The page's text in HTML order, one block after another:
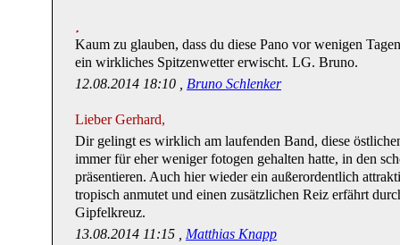
Kaum zu glauben, dass du diese Pano vor wenigen
ein wirkliches Spitzenwetter erwischt. LG. Bruno.
12.08.2014 18:10 , Bruno Schlenker
Lieber Gerhard,
Dir gelingt es wirklich am laufenden Band, diese
immer für eher weniger fotogen gehalten hatte, in den
präsentieren. Auch hier wieder ein außerordentlich
tropisch anmutet und einen zusätzlichen Reiz erfährt
Gipfelkreuz.
13.08.2014 11:15 , Matthias Knapp